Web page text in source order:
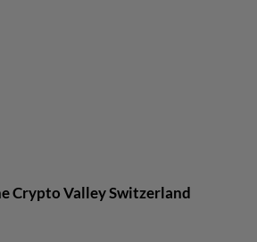
Crypto Valley Switzerland